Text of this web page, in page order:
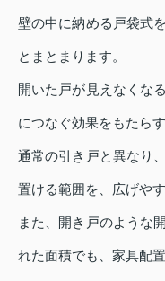
壁の中に納める戸袋式
とまとまります。
開いた戸が見えなくな
につなぐ効果をもたらす
通常の引き戸と異なり
置ける範囲を、広げや
また、開き戸のような
れた面積でも、家具配